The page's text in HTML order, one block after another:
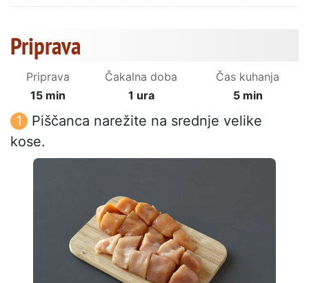
Priprava
Priprava
15 min
Čakalna doba
1 ura
Čas kuhanja
5 min
Piščanca narežite na srednje velike
kose.